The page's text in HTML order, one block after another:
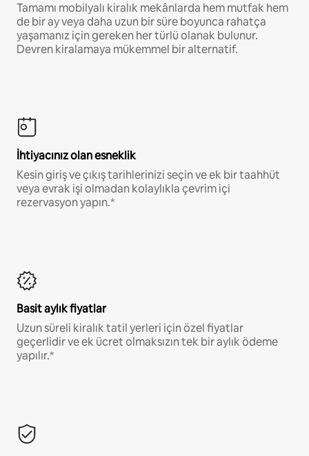
Tamamı mobilyalı kiralık mekânlarda hem mutfak hem
de bir ay veya daha uzun bir süre boyunca rahatça
yaşamanız için gereken her türlü olanak bulunur.
Devren kiralamaya mükemmel bir alternatif.
İhtiyacınız olan esneklik
Kesin giriş ve çıkış tarihlerinizi seçin ve ek bir taahhüt
veya evrak işi olmadan kolaylıkla çevrim içi
rezervasyon yapın.*
Basit aylık fiyatlar
Uzun süreli kiralık tatil yerleri için özel fiyatlar
geçerlidir ve ek ücret olmaksızın tek bir aylık ödeme
yapılır.*